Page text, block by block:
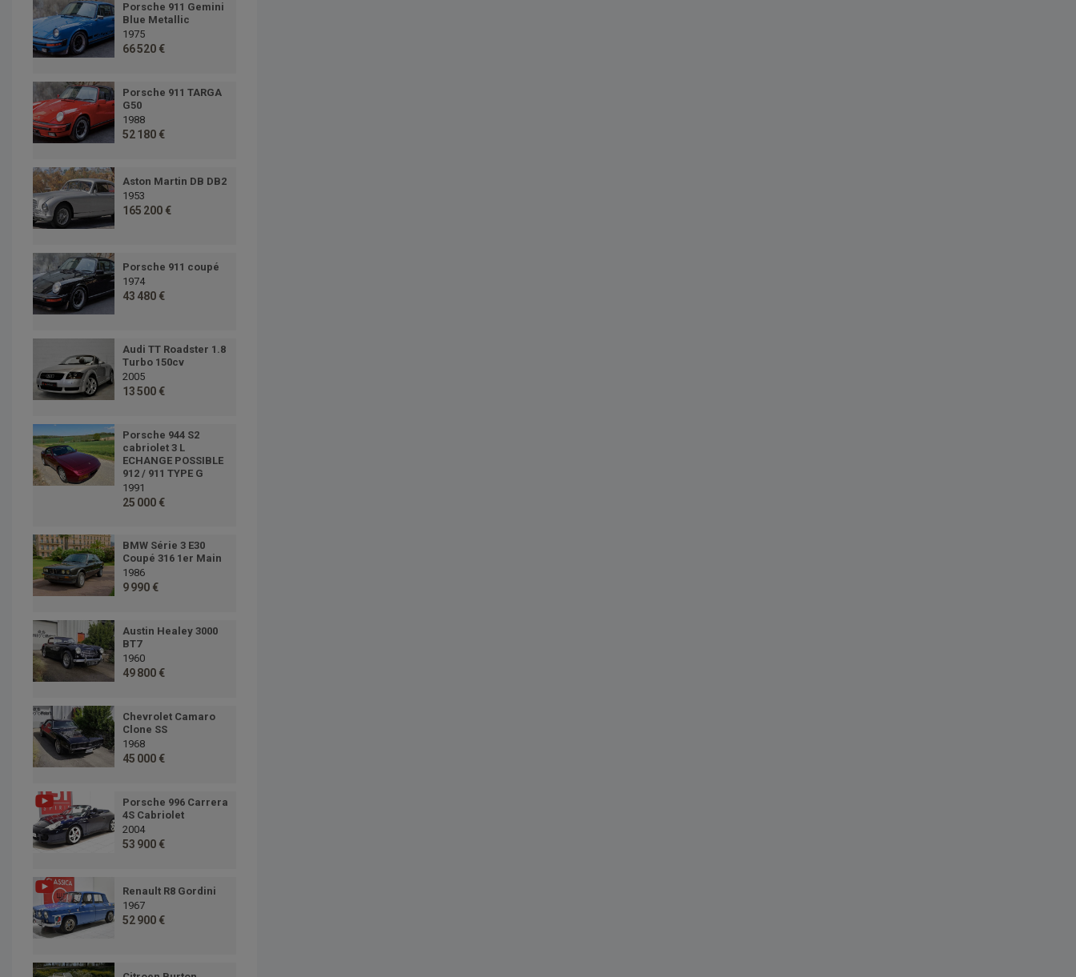
Porsche 911 Gemini
Blue Metallic
1975
66 520 €
Porsche 911 TARGA
G50
1988
52 180 €
Aston Martin DB DB2
1953
165 200 €
Porsche 911 coupé
1974
43 480 €
Audi TT Roadster 1.8
Turbo 150cv
2005
13 500 €
Porsche 944 S2
cabriolet 3 L
ECHANGE POSSIBLE
912 / 911 TYPE G
1991
25 000 €
BMW Série 3 E30
Coupé 316 1er Main
1986
9 990 €
Austin Healey 3000
BT7
1960
49 800 €
Chevrolet Camaro
Clone SS
1968
45 000 €
Porsche 996 Carrera
4S Cabriolet
2004
53 900 €
Renault R8 Gordini
1967
52 900 €